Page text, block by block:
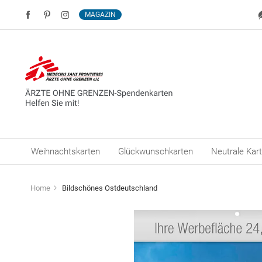
MAGAZIN
Weihnachtskarten Glückwunschkarten Neutrale
Home Bildschönes Ostdeutschland